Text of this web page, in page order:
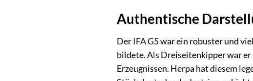
Authentische
Der IFA G5 war ein robuster und
bildete. Als Dreiseitenkipper war
Erzeugnissen. Herpa hat diesem